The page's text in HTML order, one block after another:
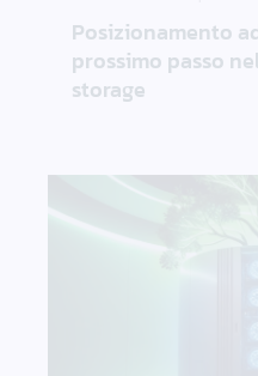
Posizionamento
prossimo passo
storage